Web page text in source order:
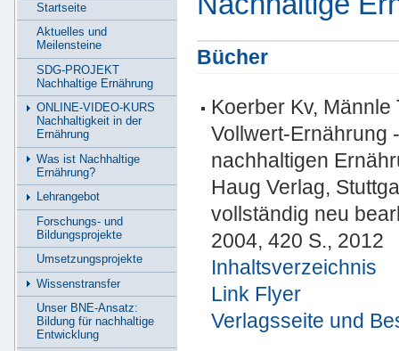
Bücher
Koerber Kv, Männle
Vollwert-Ernährung
nachhaltigen
Haug Verlag,
vollständig neu
2004, 420 S., 2012
Inhaltsverzeichnis
Link Flyer
Verlagsseite und
Startseite
Aktuelles und
Meilensteine
SDG-PROJEKT
Nachhaltige Ernährung
ONLINE-VIDEO-KURS
Nachhaltigkeit in der
Ernährung
Was ist Nachhaltige
Ernährung?
Lehrangebot
Forschungs- und
Bildungsprojekte
Umsetzungsprojekte
Wissenstransfer
Unser BNE-Ansatz:
Bildung für nachhaltige
Entwicklung